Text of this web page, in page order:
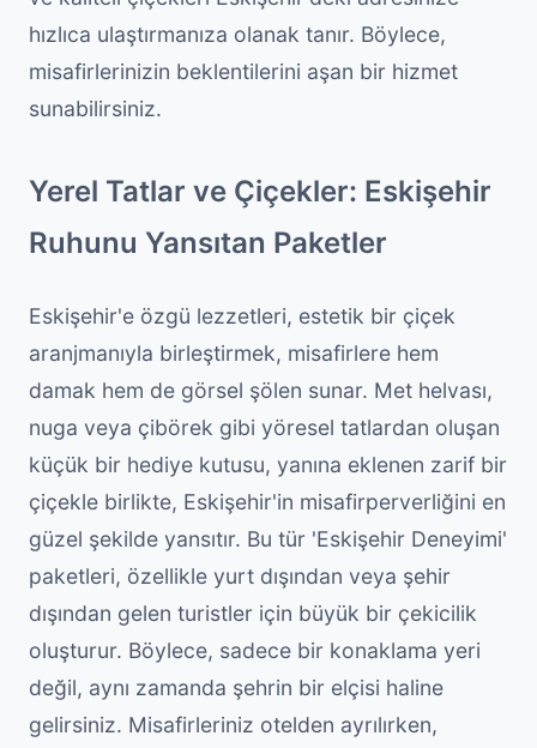
hızlıca ulaştırmanıza olanak tanır. Böylece,
misafirlerinizin beklentilerini aşan bir hizmet
sunabilirsiniz.
Yerel Tatlar ve Çiçekler: Eskişehir
Ruhunu Yansıtan Paketler
Eskişehir'e özgü lezzetleri, estetik bir çiçek
aranjmanıyla birleştirmek, misafirlere hem
damak hem de görsel şölen sunar. Met helvası,
nuga veya çibörek gibi yöresel tatlardan oluşan
küçük bir hediye kutusu, yanına eklenen zarif bir
çiçekle birlikte, Eskişehir'in misafirperverliğini en
güzel şekilde yansıtır. Bu tür 'Eskişehir Deneyimi'
paketleri, özellikle yurt dışından veya şehir
dışından gelen turistler için büyük bir çekicilik
oluşturur. Böylece, sadece bir konaklama yeri
değil, aynı zamanda şehrin bir elçisi haline
gelirsiniz. Misafirleriniz otelden ayrılırken,